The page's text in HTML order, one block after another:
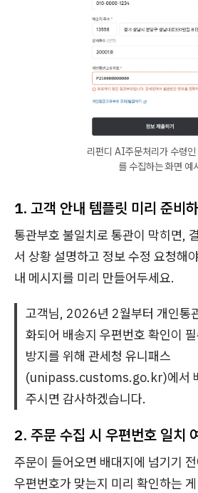
리펀디 AI주문처리가 수령인
를 수집하는 화면 예
1. 고객 안내 템플릿 미리 준비
통관부호 불일치로 통관이 막히면,
서 상황 설명하고 정보 수정 요청해
내 메시지를 미리 만들어두세요.
고객님, 2026년 2월부터 개인통
화되어 배송지 우편번호 확인이
방지를 위해 관세청 유니패스
(unipass.customs.go.kr)에서
주시면 감사하겠습니다.
2. 주문 수집 시 우편번호 일치
주문이 들어오면 배대지에 넘기기
우편번호가 맞는지 미리 확인하는